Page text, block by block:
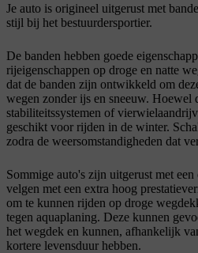
Je auto is origineel uitgerust met
stijl bij het bestuurdersportier.
De banden hebben goede
rijeigenschappen op droge en natte
dat de banden zijn ontwikkeld om
wegen zonder ijs en sneeuw. Hoewel
stabiliteitssystemen of
geschikt voor rijden in de winter.
zodra de weersomstandigheden dat
Sommige auto's zijn uitgerust met
velgen met een extra hoog
om te kunnen rijden op droge
tegen aquaplaning. Deze kunnen
het wegdek en kunnen, afhankelijk
kortere levensduur hebben.